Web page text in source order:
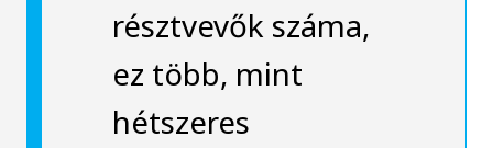
résztvevők száma,
ez több, mint
hétszeres